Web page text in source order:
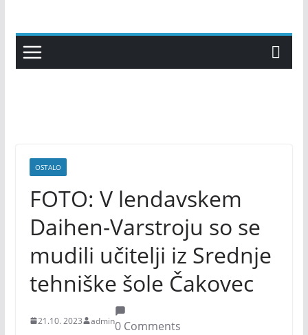
content
OSTALO
FOTO: V lendavskem
Daihen-Varstroju so se
mudili učitelji iz Srednje
tehniške šole Čakovec
21.10. 2023 admin0 Comments